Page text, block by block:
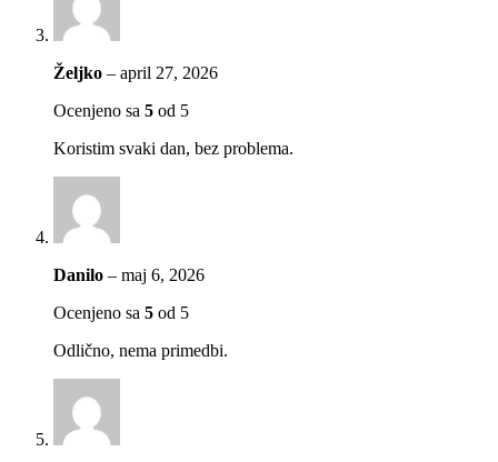
Željko – april 27, 2026
Ocenjeno sa 5 od 5
Koristim svaki dan, bez problema.
Danilo – maj 6, 2026
Ocenjeno sa 5 od 5
Odlično, nema primedbi.